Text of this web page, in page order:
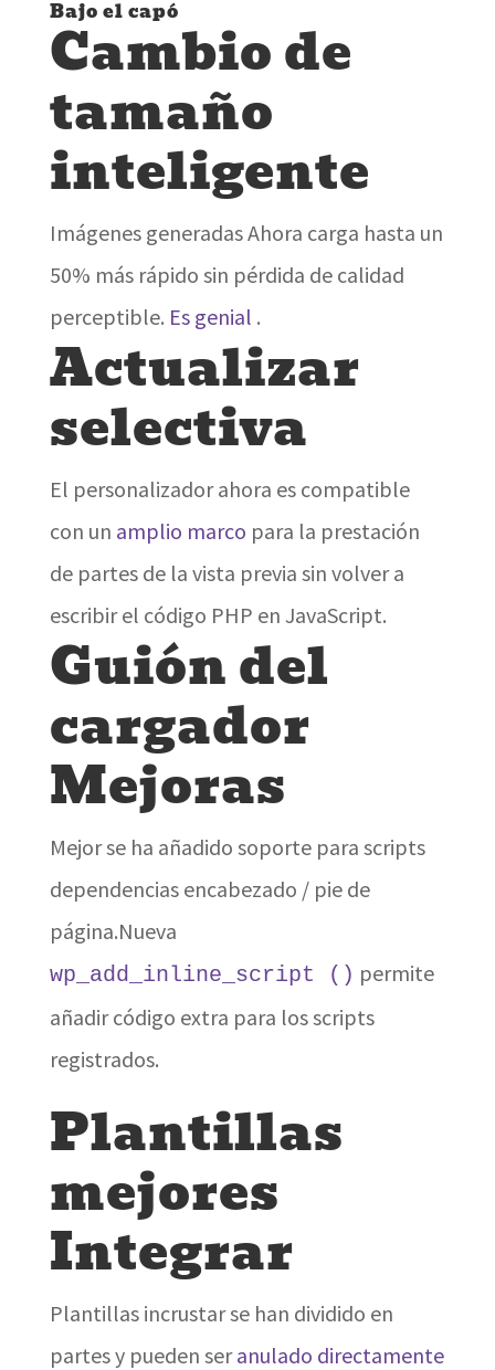
Bajo el capó
Cambio de
tamaño
inteligente
Imágenes generadas Ahora carga hasta un
50% más rápido sin pérdida de calidad
perceptible. Es genial .
Actualizar
selectiva
El personalizador ahora es compatible
con un amplio marco para la prestación
de partes de la vista previa sin volver a
escribir el código PHP en JavaScript.
Guión del
cargador
Mejoras
Mejor se ha añadido soporte para scripts
dependencias encabezado / pie de
página.Nueva
wp_add_inline_script () permite
añadir código extra para los scripts
registrados.
Plantillas
mejores
Integrar
Plantillas incrustar se han dividido en
partes y pueden seranulado directamente